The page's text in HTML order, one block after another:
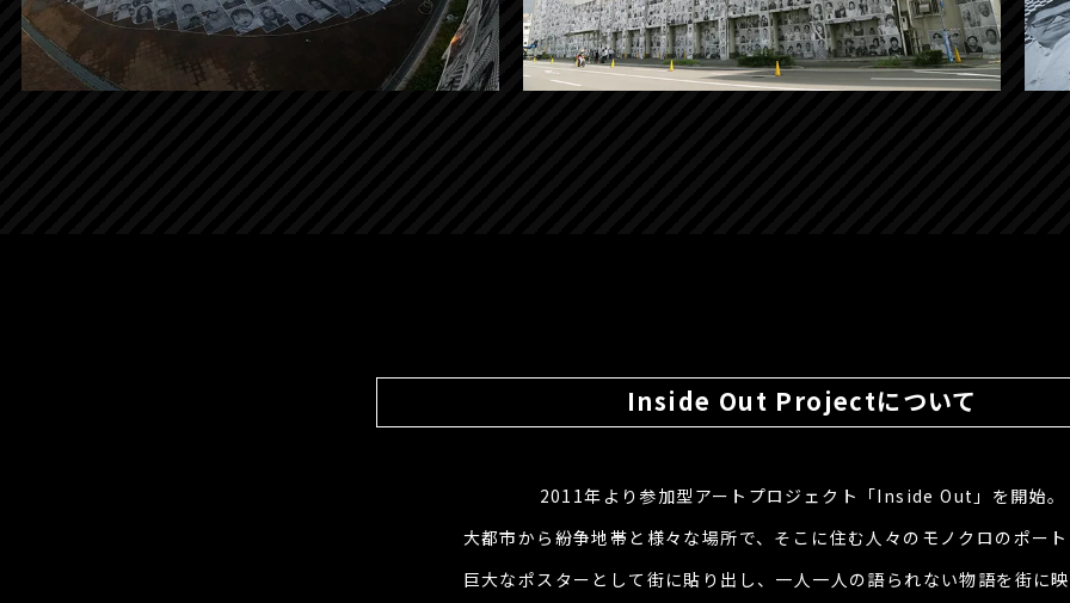
Inside Out Projectについて
2011年より参加型アートプロジェクト「Inside Out」を開始。
大都市から紛争地帯と様々な場所で、そこに住む人々のモノクロのポー
巨大なポスターとして街に貼り出し、一人一人の語られない物語を街に